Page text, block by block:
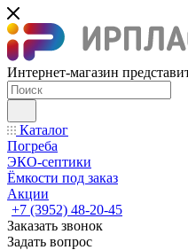
Интернет-магазин
Каталог
Погреба
ЭКО-септики
Ёмкости под заказ
Акции
+7 (3952) 48-20-45
Заказать звонок
Задать вопрос